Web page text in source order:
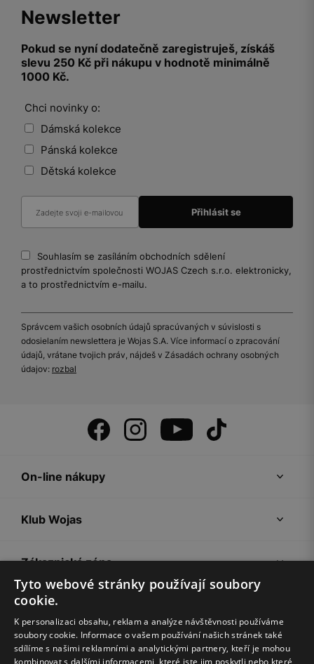
Newsletter
Pokud se nyní dodatečně zaregistruješ, získáš
slevu 250 Kč při nákupu v hodnotě minimálně
1000 Kč.
Chci novinky o:
Dámská kolekce
Pánská kolekce
Dětská kolekce
Souhlasím se zasíláním obchodních sdělení
prostřednictvím společnosti WOJAS Czech s.r.o. elektronicky,
a to prostřednictvím e-mailu.
Správcem vašich osobních údajů spracúvaných v súvislosti s
odosielaním newslettera je Wojas S.A. Více informací o zpracování
údajů, vrátane tvojich práv, nájdeš v Zásadách ochrany osobných
údajov: rozbal
On-line nákupy
Klub Wojas
Zákaznická zóna
Společnost Wojas
Rady
Tyto webové stránky používají soubory
cookie.
K personalizaci obsahu, reklam a analýze návštěvnosti používáme
soubory cookie. Informace o vašem používání našich stránek také
sdílíme s našimi reklamními a analytickými partnery, kteří je mohou
kombinovat s dalšími informacemi, které jste jim poskytli nebo které